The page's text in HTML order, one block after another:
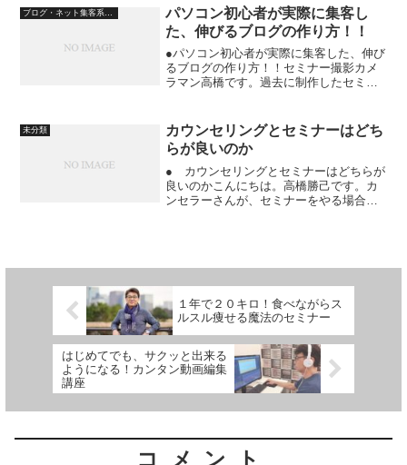
あります。そうでないと間に合いませ
ん。先日、事務所で配送スタ...
パソコン初心者が実際に集客し
た、伸びるブログの作り方！！
●パソコン初心者が実際に集客した、伸び
るブログの作り方！！セミナー撮影カメ
ラマン高橋です。過去に制作したセミナ
ソコン初心者が実際に集客した、伸びる
ブログの作り方！！」とい...
未分類
カウンセリングとセミナーはどち
らが良いのか
● カウンセリングとセミナーはどちらが
良いのかこんにちは。高橋勝己です。カ
ンセラーさんが、セミナーをやる場合、
１年で２０キロ！食べながらス
ルスル痩せる魔法のセミナー
はじめてでも、サクッと出来る
ようになる！カンタン動画編集
講座
コメント